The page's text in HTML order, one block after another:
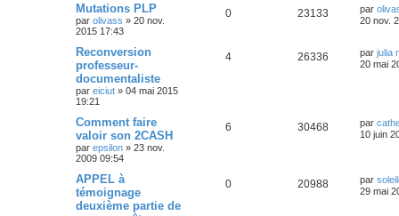
Mutations PLP
par olivass » 20 nov.
2015 17:43
0 23133 par
20 nov.
Reconversion
professeur-
documentaliste
par eiciut » 04 mai 2015
19:21
4 26336 par julia
20 mai
Comment faire
valoir son 2CASH
par epsilon » 23 nov.
2009 09:54
6 30468 par
10 juin
APPEL à
témoignage
deuxième partie de
0 20988 par
29 mai